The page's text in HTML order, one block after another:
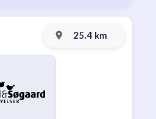
25.4 km